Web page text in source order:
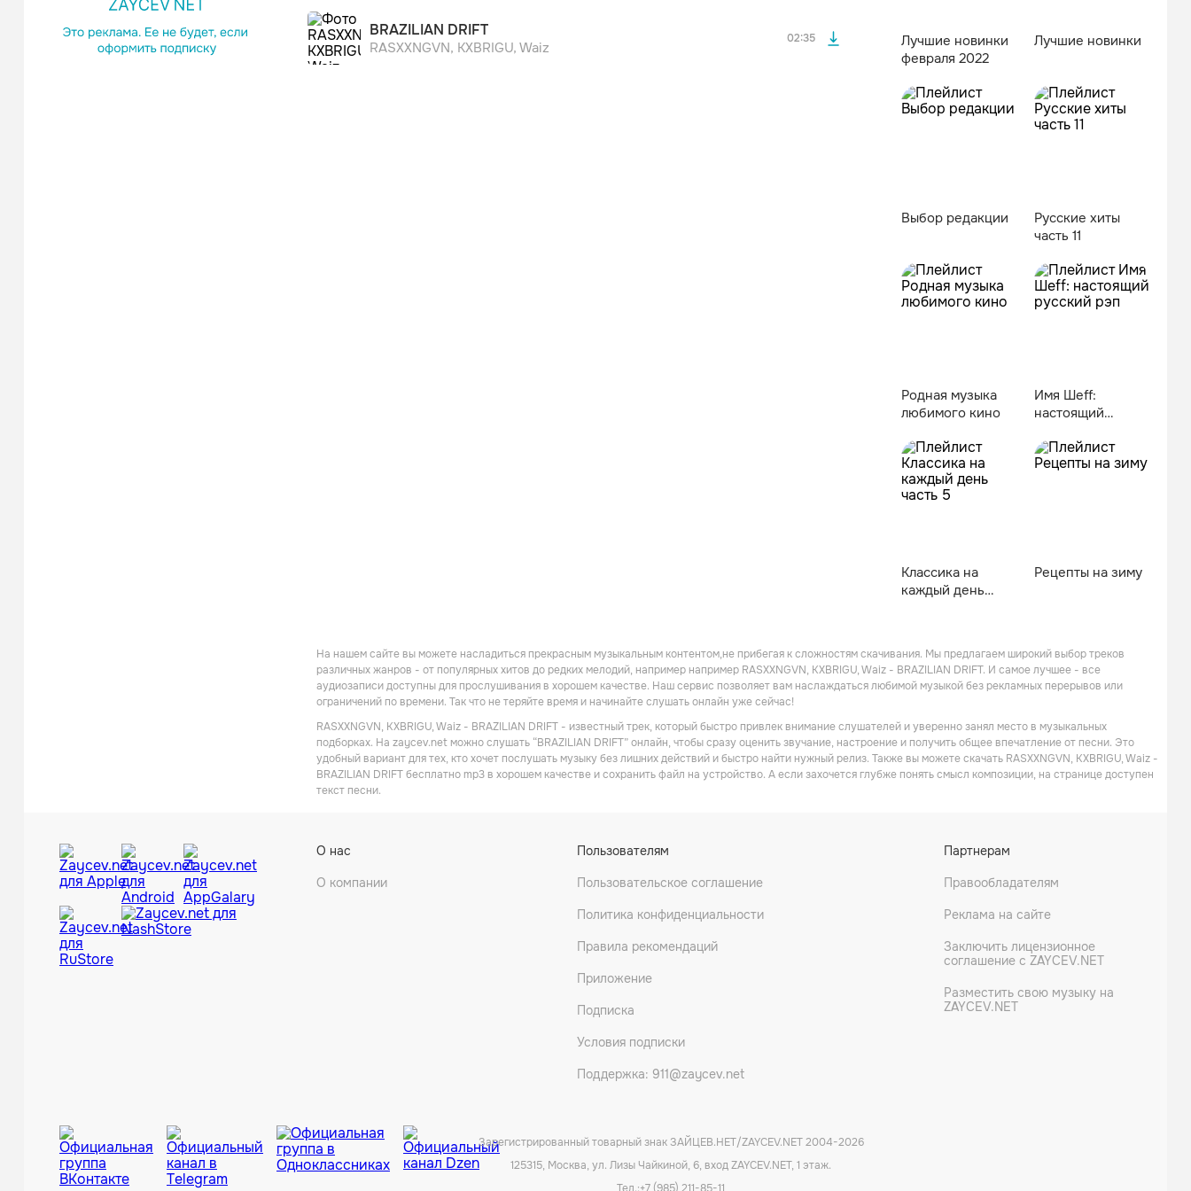
BRAZILIAN DRIFT
RASXXNGVN, KXBRIGU, Waiz
02:35
Лучшие новинки
февраля 2022
Лучшие новинки
Выбор редакции
Русские хиты
часть 11
Родная музыка
любимого кино
Имя Шеff:
настоящий
Классика на
каждый день
Рецепты на зиму
На нашем сайте вы можете насладиться прекрасным музыкальным контентом,не прибегая к сложностям скачивания. Мы предлагаем широкий выбор треков
различных жанров - от популярных хитов до редких мелодий, например например RASXXNGVN, KXBRIGU, Waiz - BRAZILIAN DRIFT. И самое лучшее - все
аудиозаписи доступны для прослушивания в хорошем качестве. Наш сервис позволяет вам наслаждаться любимой музыкой без рекламных перерывов или
ограничений по времени. Так что не теряйте время и начинайте слушать онлайн уже сейчас!
RASXXNGVN, KXBRIGU, Waiz - BRAZILIAN DRIFT - известный трек, который быстро привлек внимание слушателей и уверенно занял место в музыкальных
подборках. На zaycev.net можно слушать “BRAZILIAN DRIFT” онлайн, чтобы сразу оценить звучание, настроение и получить общее впечатление от песни. Это
удобный вариант для тех, кто хочет послушать музыку без лишних действий и быстро найти нужный релиз. Также вы можете скачать RASXXNGVN, KXBRIGU, Waiz -
BRAZILIAN DRIFT бесплатно mp3 в хорошем качестве и сохранить файл на устройство. А если захочется глубже понять смысл композиции, на странице доступен
текст песни.
О нас
О компании
Пользователям
Пользовательское соглашение
Политика конфиденциальности
Правила рекомендаций
Приложение
Подписка
Условия подписки
Поддержка: 911@zaycev.net
Партнерам
Правообладателям
Реклама на сайте
Заключить лицензионное
соглашение с ZAYCEV.NET
Разместить свою музыку на
ZAYCEV.NET
Зарегистрированный товарный знак ЗАЙЦЕВ.НЕТ/ZAYCEV.NET 2004-2026
125315, Москва, ул. Лизы Чайкиной, 6, вход ZAYCEV.NET, 1 этаж.